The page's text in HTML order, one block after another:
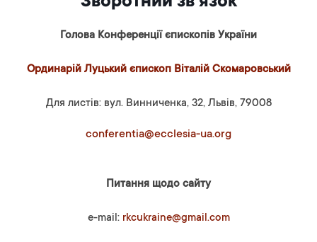
Голова Конференції єпископів України
Ординарій Луцький єпископ Віталій Скомаровський
Для листів: вул. Винниченка, 32, Львів, 79008
conferentia@ecclesia-ua.org
Питання щодо сайту
e-mail: rkcukraine@gmail.com